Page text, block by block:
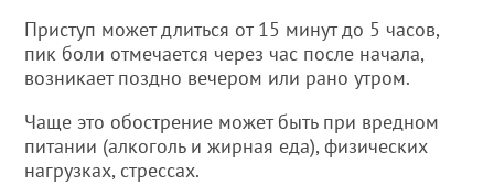
Приступ может длиться от 15 минут до 5 часов,
пик боли отмечается через час после начала,
возникает поздно вечером или рано утром.
Чаще это обострение может быть при вредном
питании (алкоголь и жирная еда), физических
нагрузках, стрессах.